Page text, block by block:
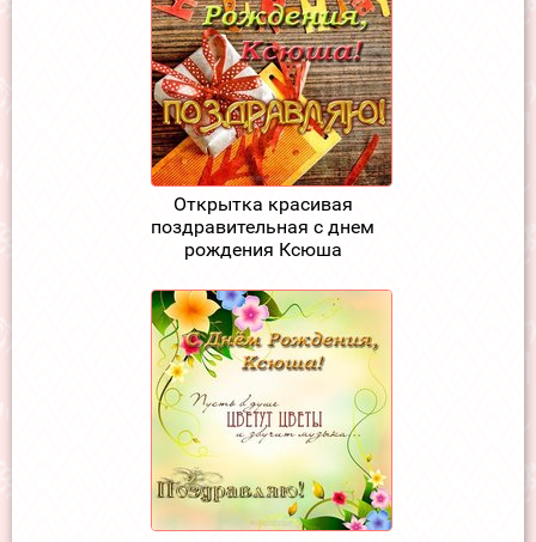
Открытка красивая
поздравительная с днем
рождения Ксюша